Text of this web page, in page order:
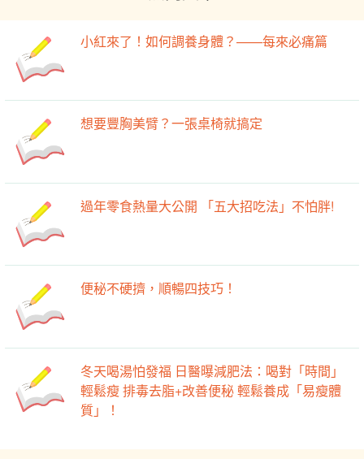
小紅來了！如何調養身體？——每來必痛篇
想要豐胸美臂？一張桌椅就搞定
過年零食熱量大公開 「五大招吃法」不怕胖!
便秘不硬擠，順暢四技巧！
冬天喝湯怕發福 日醫曝減肥法：喝對「時間」
輕鬆瘦 排毒去脂+改善便秘 輕鬆養成「易瘦體
質」！